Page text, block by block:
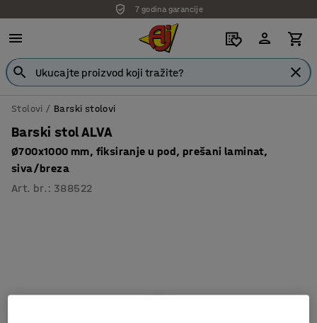
7 godina garancije
Stolovi Barski stolovi
Barski stol ALVA
Ø700x1000 mm, fiksiranje u pod, prešani laminat,
siva/breza
Art. br. : 388522